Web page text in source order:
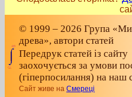
© 1999 – 2026 Група
древа», автори статей
Передрук статей із сайту
заохочується за умови
(гіперпосилання) на наш
Сайт живе на Смереці